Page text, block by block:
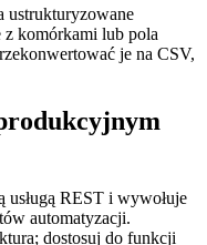
ustrukturyzowane
z komórkami lub pola
je na CSV,
usługą REST i wywołuje
automatyzacji.
dostosuj do funkcji